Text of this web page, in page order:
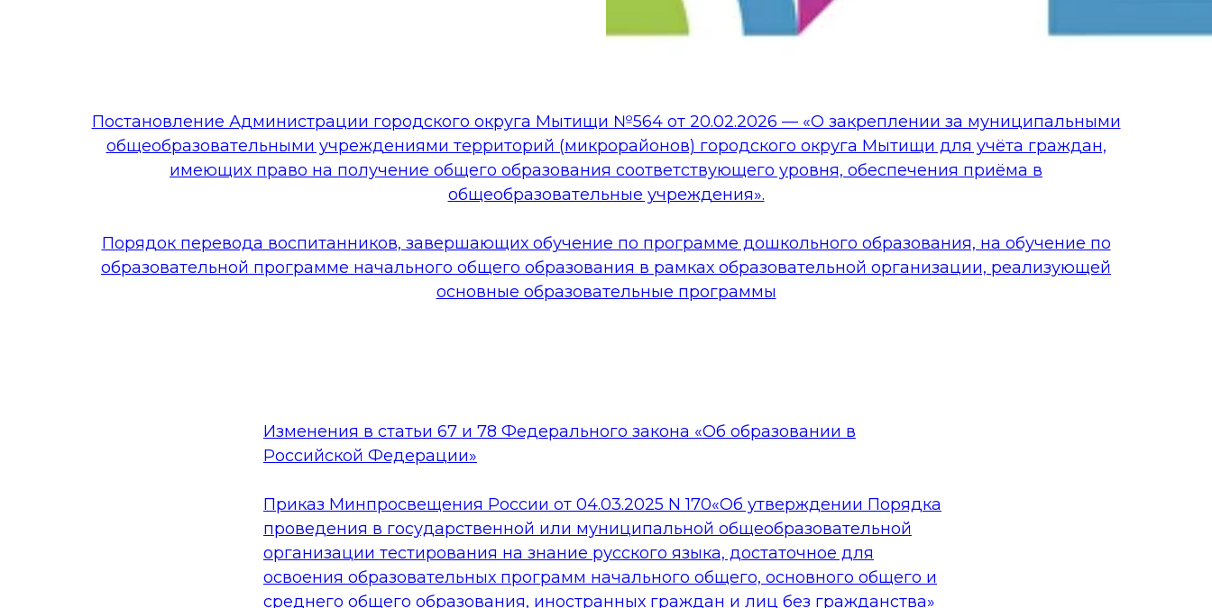
Постановление Администрации городского округа Мытищи №564 от 20.02.2026 — «О закреплении за муниципальными
общеобразовательными учреждениями территорий (микрорайонов) городского округа Мытищи для учёта граждан,
имеющих право на получение общего образования соответствующего уровня, обеспечения приёма в
общеобразовательные учреждения».
Порядок перевода воспитанников, завершающих обучение по программе дошкольного образования, на обучение по
образовательной программе начального общего образования в рамках образовательной организации, реализующей
основные образовательные программы
Изменения в статьи 67 и 78 Федерального закона «Об образовании в
Российской Федерации»
Приказ Минпросвещения России от 04.03.2025 N 170«Об утверждении Порядка
проведения в государственной или муниципальной общеобразовательной
организации тестирования на знание русского языка, достаточное для
освоения образовательных программ начального общего, основного общего и
среднего общего образования, иностранных граждан и лиц без гражданства»